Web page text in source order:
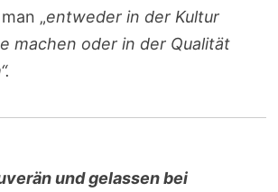
„entweder in der Kultur
machen oder in der Qualität
und gelassen bei